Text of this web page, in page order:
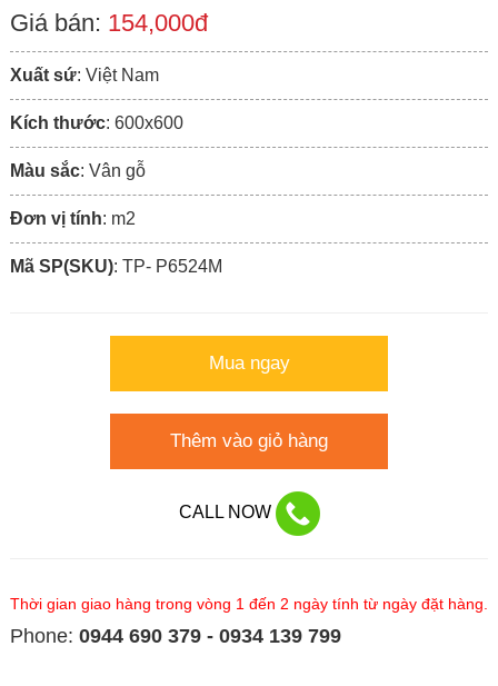
Giá bán: 154,000đ
Xuất sứ: Việt Nam
Kích thước: 600x600
Màu sắc: Vân gỗ
Đơn vị tính: m2
Mã SP(SKU): TP- P6524M
Mua ngay
Thêm vào giỏ hàng
CALL NOW
Thời gian giao hàng trong vòng 1 đến 2 ngày tính từ ngày đặt hàng.
Phone: 0944 690 379 - 0934 139 799